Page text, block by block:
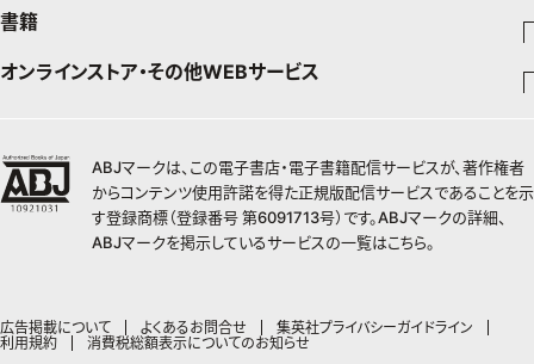
料理
チームJマダムメンバー一覧
チームJマダム特集
Vジャンプ
少年ジャンプ+
ジャンプTOON
ZEBRACK
集英社ジャンプリミックス
青年マンガ
少年ジャンプ+
S-MANGA
集英社ジャンプリミックス
集英社コミック文庫
ヤングジャンプ定期購読デジタル
ヤンジャン！
少女マンガ
ZEBRACK
S-MANGA
集英社コミック文庫
別冊マーガレット
ジャンプTOON
ZEBRACK
S-MANGA
マンガMee公式サイト
リマコミ
ファッション・美容
Seventeen
MAQUIA
SPUR
HAPPY PLUS ONE
芸能・情報・スポーツ
週プレNEWS
週プレ グラジャパ!
Sportiva
書籍
文芸・文庫・総合
集英社 文芸ステーション
web 集英社文庫
1日5分で、明日は変わる よみタイ yomitai
集英社学芸部 - 学芸・ノンフィクション
集英社ビジネス書
kotoba
ライトノベル・ノベライズ
集英社オレンジ文庫
JUMP j-BOOKS
集英社Webマガジン コバルト
オンラインストア・その他WEBサービス
OTO
SHUEISHA MANGA-ART HERITAGE
ジャンプキャラクターズストア
LEEマルシェ
その他WEBサービス
集英社アドナビ
集英社エディターズ・ラボ
広告掲載について よくあるお問合せ
集英社プライバシーガイドライン
利用規約
消費税総額表示についてのお知らせ
ABJマークは、この電子書店・電子書籍配信サービスが、著作権者
からコンテンツ使用許諾を得た正規版配信サービスであることを示
す登録商標（登録番号 第6091713号）です。ABJマークの詳細、
ABJマークを掲示しているサービスの一覧はこちら。